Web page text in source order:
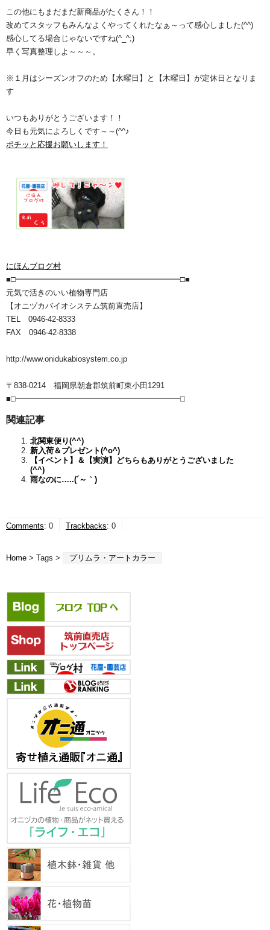
この他にもまだまだ新商品がたくさん！！
改めてスタッフもみんなよくやってくれたなぁ～って感心しました(^^)
感心してる場合じゃないですね(^_^;)
早く写真整理しよ～～～。
※１月はシーズンオフのため【水曜日】と【木曜日】が定休日となりま
す
いつもありがとうございます！！
今日も元気によろしくです～～(^^♪
ポチッと応援お願いします！
にほんブログ村
■□━━━━━━━━━━━━━━━━━━━━━□■
元気で活きのいい植物専門店
【オニヅカバイオシステム筑前直売店】
TEL 0946-42-8333
FAX 0946-42-8338
http://www.onidukabiosystem.co.jp
〒838-0214 福岡県朝倉郡筑前町東小田1291
■□━━━━━━━━━━━━━━━━━━━━━□
関連記事
北関東便り(^^)
新入荷＆プレゼント(^o^)
【イベント】＆【実演】どちらもありがとうございました
(^^)
雨なのに…..(´～｀)
Comments: 0 Trackbacks: 0
Home > Tags > プリムラ・アートカラー